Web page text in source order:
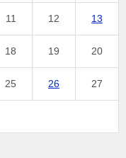
11 12 13
18 19 20
25 26 27